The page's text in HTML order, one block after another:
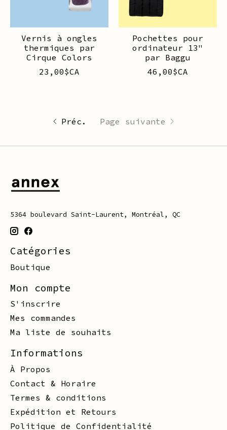
Vernis à ongles
thermiques par
Cirque Colors
23,00$CA
Pochettes pour
ordinateur 13"
par Baggu
46,00$CA
Préc. Page suivante
5364 boulevard Saint-Laurent, Montréal, QC
Catégories
Boutique
Mon compte
S'inscrire
Mes commandes
Ma liste de souhaits
Informations
À Propos
Contact & Horaire
Termes & conditions
Expédition et Retours
Politique de Confidentialité